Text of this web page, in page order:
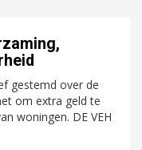
gestemd over de
om extra geld te
woningen. DE VEH